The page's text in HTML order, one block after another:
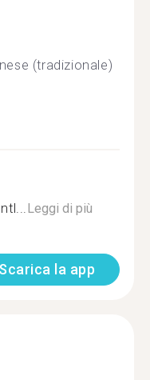
(tradizionale)
Leggi di più
Scarica la app